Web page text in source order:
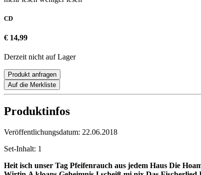
CD
€ 14,99
Derzeit nicht auf Lager
Produkt anfragen
Auf die Merkliste
Produktinfos
Veröffentlichungsdatum: 22.06.2018
Set-Inhalt: 1
Heit isch unser Tag Pfeifenrauch aus jedem Haus Die